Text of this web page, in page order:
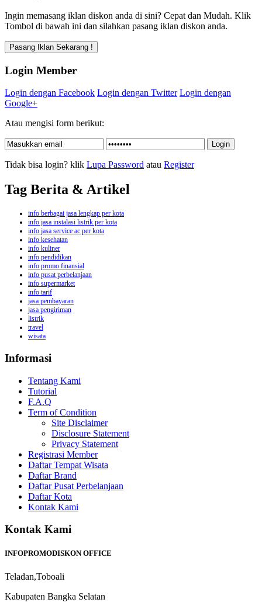
Ingin memasang iklan diskon anda di sini? Cepat dan Mudah. Klik
Tombol di bawah ini dan silahkan pasang iklan diskon anda.
Login Member
Login dengan Facebook Login dengan Twitter Login dengan
Google+
Atau mengisi form berikut:
Tidak bisa login? klik Lupa Password atau Register
Tag Berita & Artikel
info berbagai jasa lengkap per kota
info jasa instalasi listrik per kota
info jasa service ac per kota
info kesehatan
info kuliner
info pendidikan
info promo finansial
info pusat perbelanjaan
info supermarket
info tarif
jasa pembayaran
jasa pengiriman
listrik
travel
wisata
Informasi
Tentang Kami
Tutorial
F.A.Q
Term of Condition
Site Disclaimer
Disclosure Statement
Privacy Statement
Registrasi Member
Daftar Tempat Wisata
Daftar Brand
Daftar Pusat Perbelanjaan
Daftar Kota
Kontak Kami
Kontak Kami
INFOPROMODISKON OFFICE
Teladan,Toboali
Kabupaten Bangka Selatan